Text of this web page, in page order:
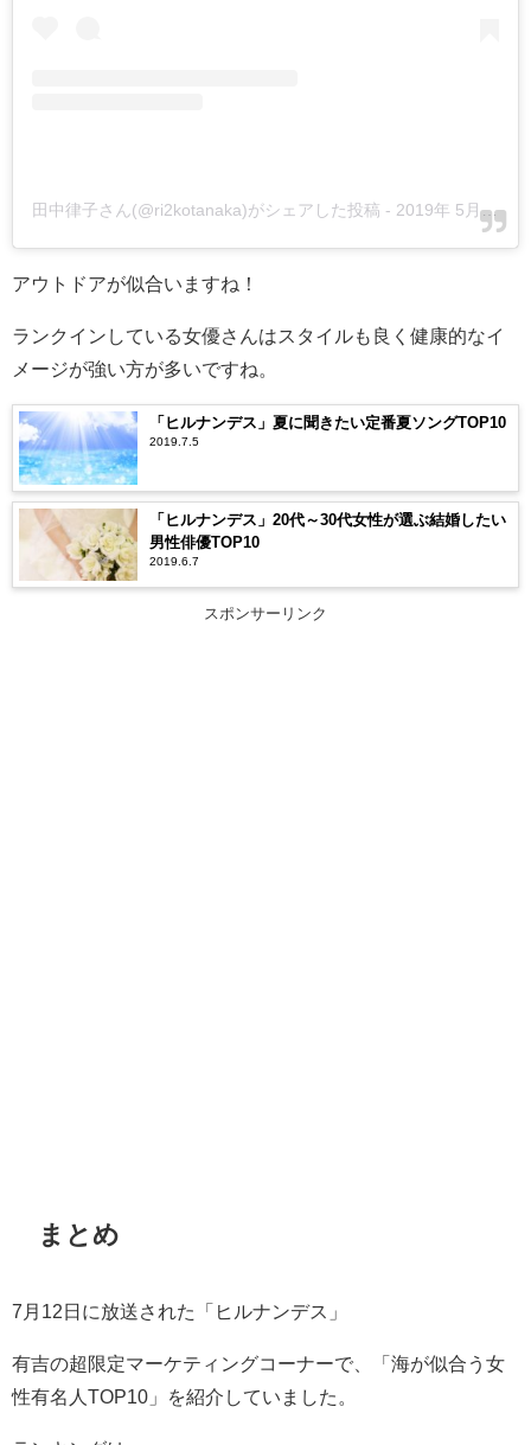
田中律子さん(@ri2kotanaka)がシェアした投稿 - 2019年 5月月29日午後6時07分PDT
アウトドアが似合いますね！
ランクインしている女優さんはスタイルも良く健康的なイ
メージが強い方が多いですね。
「ヒルナンデス」夏に聞きたい定番夏ソングTOP10
2019.7.5
「ヒルナンデス」20代～30代女性が選ぶ結婚したい
男性俳優TOP10
2019.6.7
スポンサーリンク
まとめ
7月12日に放送された「ヒルナンデス」
有吉の超限定マーケティングコーナーで、「海が似合う女
性有名人TOP10」を紹介していました。